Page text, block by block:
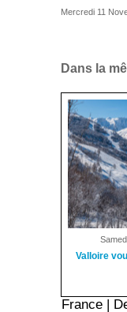
Mercredi 11
Dans la
Valloire
France |